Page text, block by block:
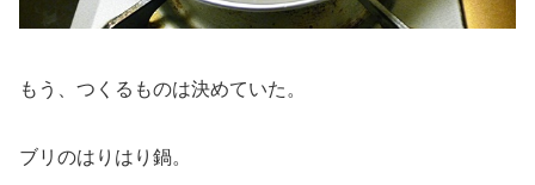
もう、つくるものは決めていた。
ブリのはりはり鍋。